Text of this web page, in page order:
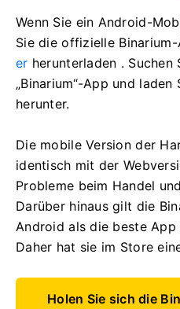
Wenn Sie ein Android-
Sie die offizielle
er herunterladen .
„Binarium“-App und
herunter.
Die mobile Version der
identisch mit der
Probleme beim Handel
Darüber hinaus gilt die
Android als die beste App
Daher hat sie im Store
Holen Sie sich die